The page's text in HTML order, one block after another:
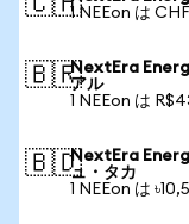
1 NEEon は
🇧🇷NextEra
アル
1 NEEon は
🇧🇩NextEra
ュ・タカ
1 NEEon は